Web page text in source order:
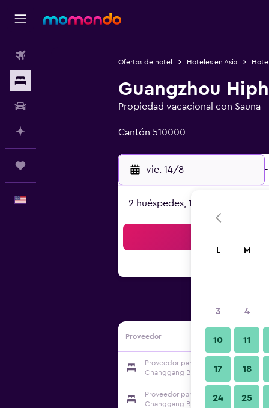
Ofertas de hotel Hoteles en Asia
Guangzhou
Propiedad vacacional con Sauna
Cantón 510000
vie. 14/8 -
2 huéspedes, 1 habitación
Proveedor
Proveedor para Guangzhou Hiphop
Changgang Branch
Proveedor para Guangzhou Hiphop
Changgang Branch
L M
3 4
10 11
17 18
24 25